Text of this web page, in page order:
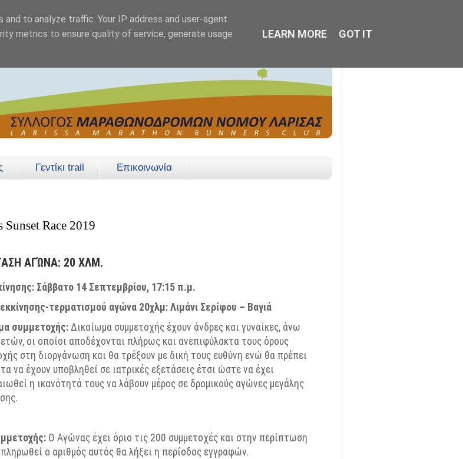
Γεντίκι trail Επικοινωνία
Sunset Race 2019
ΑΓΏΝΑ: 20 ΧΛΜ.
Σάββατο 14 Σεπτεμβρίου, 17:15 π.μ.
τερματισμού αγώνα 20χλμ: Λιμάνι Σερίφου – Βαγιά
συμμετοχής: Δικαίωμα συμμετοχής έχουν άνδρες και γυναίκες, άνω
οι οποίοι αποδέχονται πλήρως και ανεπιφύλακτα τους όρους
στη διοργάνωση και θα τρέξουν με δική τους ευθύνη ενώ θα πρέπει
να έχουν υποβληθεί σε ιατρικές εξετάσεις έτσι ώστε να έχει
η ικανότητά τους να λάβουν μέρος σε δρομικούς αγώνες μεγάλης
Ο Αγώνας έχει όριο τις 200 συμμετοχές και στην περίπτωση
ο αριθμός αυτός θα λήξει η περίοδος εγγραφών.
to analyze traffic. Your IP address and user-agent
metrics to ensure quality of service, generate usage
LEARN MORE GOT IT